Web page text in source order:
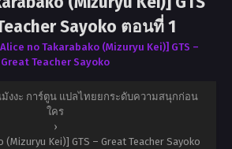
Sayoko ตอนที่ 1
no Takarabako (Mizuryu Kei)] GTS –
Great Teacher Sayoko
มังงะ การ์ตูน แปลไทยยกระดับความสนุกก่อน
ใคร
›
(Mizuryu Kei)] GTS – Great Teacher Sayoko